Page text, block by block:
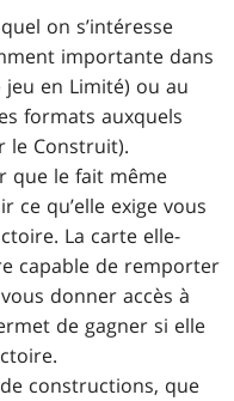
on s’intéresse
importante dans
jeu en Limité) ou au
formats auxquels
le Construit).
que le fait même
ce qu’elle exige vous
La carte elle-
capable de remporter
donner accès à
de gagner si elle
constructions, que